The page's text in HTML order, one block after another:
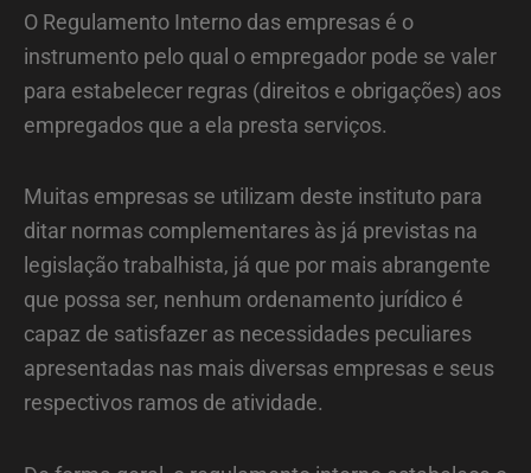
O Regulamento Interno das empresas é o
instrumento pelo qual o empregador pode se valer
para estabelecer regras (direitos e obrigações) aos
empregados que a ela presta serviços.
Muitas empresas se utilizam deste instituto para
ditar normas complementares às já previstas na
legislação trabalhista, já que por mais abrangente
que possa ser, nenhum ordenamento jurídico é
capaz de satisfazer as necessidades peculiares
apresentadas nas mais diversas empresas e seus
respectivos ramos de atividade.